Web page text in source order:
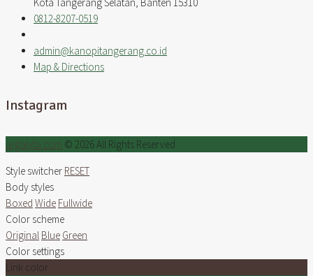
0812-8207-0519
admin@kanopitangerang.co.id
Map & Directions
Instagram
argalyta.com © 2026 All Rights Reserved
Style switcher RESET
Body styles
Boxed Wide Fullwide
Color scheme
Original Blue Green
Color settings
Link color